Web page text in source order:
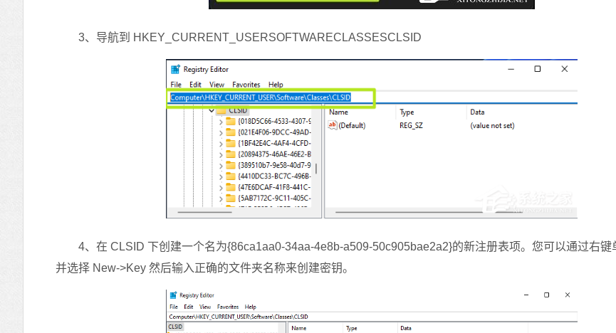
3、导航到 HKEY_CURRENT_USERSOFTWARECLASSESCLSID
4、在 CLSID 下创建一个名为{86ca1aa0-34aa-4e8b-a509-50c905bae2a2}的新注册表项。您可以通过右键
并选择 New->Key 然后输入正确的文件夹名称来创建密钥。